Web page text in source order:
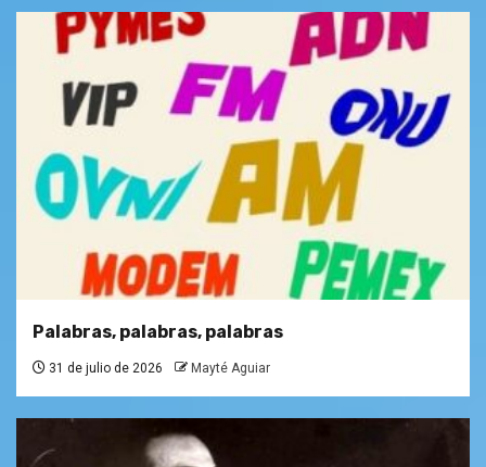
Palabras, palabras, palabras
31 de julio de 2026 Mayté Aguiar